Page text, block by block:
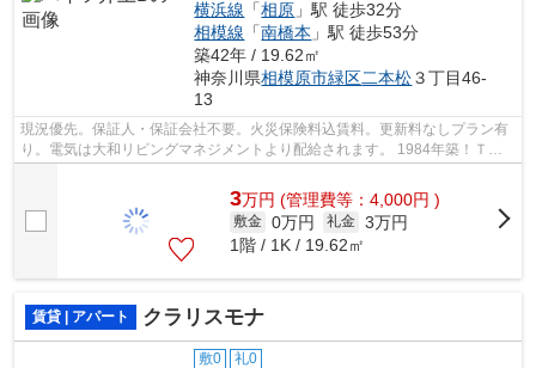
横浜線 「相原 」駅 徒歩32分
相模線 「南橋本 」駅 徒歩53分
築42年 / 19.62㎡
神奈川県相模原市緑区二本松３丁目46-
13
現況優先。保証人・保証会社不要。火災保険料込賃料。更新料なしプラン有
り。電気は大和リビングマネジメントより配給されます。 1984年築！ＴＶ
3万円 (管理費等：4,000円 )
敷金 0万円 礼金 3万円
1階 / 1K / 19.62㎡
賃貸 | アパート クラリスモナ
敷0 礼0